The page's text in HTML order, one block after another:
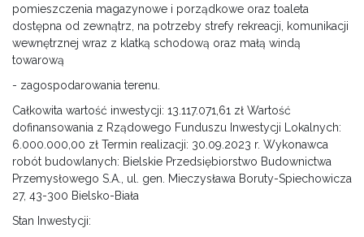
pomieszczenia magazynowe i porządkowe oraz toaleta
dostępna od zewnątrz, na potrzeby strefy rekreacji, komunikacji
wewnętrznej wraz z klatką schodową oraz małą windą
towarową
- zagospodarowania terenu.
Całkowita wartość inwestycji: 13.117.071,61 zł Wartość
dofinansowania z Rządowego Funduszu Inwestycji Lokalnych:
6.000.000,00 zł Termin realizacji: 30.09.2023 r. Wykonawca
robót budowlanych: Bielskie Przedsiębiorstwo Budownictwa
Przemysłowego S.A., ul. gen. Mieczysława Boruty-Spiechowicza
27, 43-300 Bielsko-Biała
Stan Inwestycji: